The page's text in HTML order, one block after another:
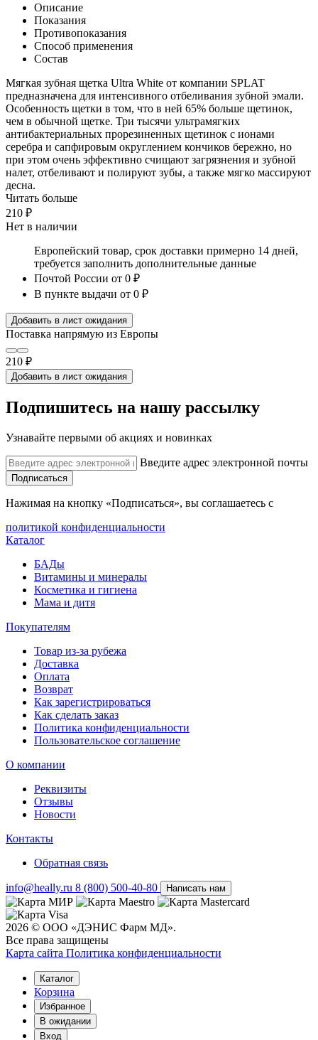
Описание
Показания
Противопоказания
Способ применения
Состав
Мягкая зубная щетка Ultra White от компании SPLAT
предназначена для интенсивного отбеливания зубной эмали.
Особенность щетки в том, что в ней 65% больше щетинок,
чем в обычной щетке. Три тысячи ультрамягких
антибактериальных прорезиненных щетинок с ионами
серебра и сапфировым округлением кончиков бережно, но
при этом очень эффективно счищают загрязнения и зубной
налет, отбеливают и полируют зубы, а также мягко массируют
десна.
Читать больше
210 ₽
Нет в наличии
Европейский товар, срок доставки примерно 14 дней,
требуется заполнить дополнительные данные
Почтой России от 0 ₽
В пункте выдачи от 0 ₽
Добавить в лист ожидания
Поставка напрямую из Европы
210 ₽
Добавить в лист ожидания
Подпишитесь на нашу рассылку
Узнавайте первыми об акциях и новинках
Введите адрес электронной почты
Подписаться
Нажимая на кнопку «Подписаться», вы соглашаетесь с
политикой конфиденциальности
Каталог
БАДы
Витамины и минералы
Косметика и гигиена
Мама и дитя
Покупателям
Товар из-за рубежа
Доставка
Оплата
Возврат
Как зарегистрироваться
Как сделать заказ
Политика конфиденциальности
Пользовательское соглашение
О компании
Реквизиты
Отзывы
Новости
Контакты
Обратная связь
info@heally.ru 8 (800) 500-40-80 Написать нам
2026 © ООО «ДЭНИС Фарм МД».
Все права защищены
Карта сайта Политика конфиден­циальности
Каталог
Корзина
Избранное
В ожидании
Вход